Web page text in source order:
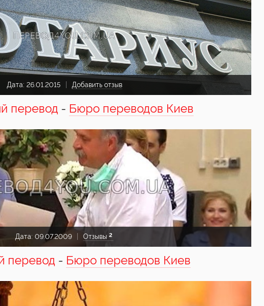
перевод - Бюро переводов Киев
Дата: 26.01.2015 Добавить отзыв
перевод - Бюро переводов Киев
Дата: 09.07.2009 Отзывы 2